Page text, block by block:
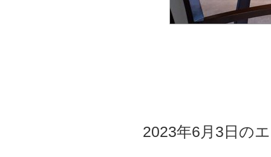
2023年6月3日の